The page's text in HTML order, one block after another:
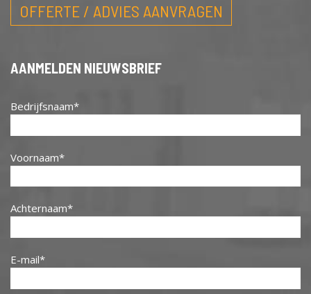
OFFERTE / ADVIES AANVRAGEN
AANMELDEN NIEUWSBRIEF
Bedrijfsnaam
Voornaam
Achternaam
E-mail